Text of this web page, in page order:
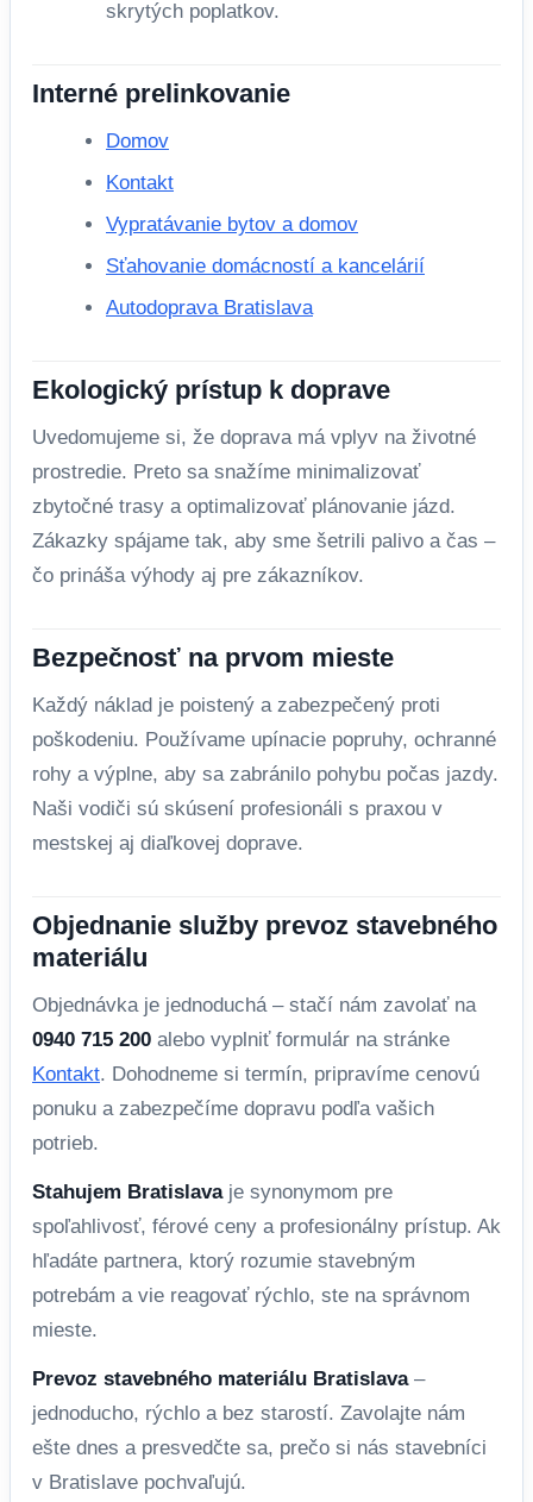
skrytých poplatkov.
Interné prelinkovanie
Domov
Kontakt
Vypratávanie bytov a domov
Sťahovanie domácností a kancelárií
Autodoprava Bratislava
Ekologický prístup k doprave
Uvedomujeme si, že doprava má vplyv na životné
prostredie. Preto sa snažíme minimalizovať
zbytočné trasy a optimalizovať plánovanie jázd.
Zákazky spájame tak, aby sme šetrili palivo a čas –
čo prináša výhody aj pre zákazníkov.
Bezpečnosť na prvom mieste
Každý náklad je poistený a zabezpečený proti
poškodeniu. Používame upínacie popruhy, ochranné
rohy a výplne, aby sa zabránilo pohybu počas jazdy.
Naši vodiči sú skúsení profesionáli s praxou v
mestskej aj diaľkovej doprave.
Objednanie služby prevoz stavebného
materiálu
Objednávka je jednoduchá – stačí nám zavolať na
0940 715 200 alebo vyplniť formulár na stránke
Kontakt. Dohodneme si termín, pripravíme cenovú
ponuku a zabezpečíme dopravu podľa vašich
potrieb.
Stahujem Bratislavaje synonymom pre
spoľahlivosť, férové ceny a profesionálny prístup. Ak
hľadáte partnera, ktorý rozumie stavebným
potrebám a vie reagovať rýchlo, ste na správnom
mieste.
Prevoz stavebného materiálu Bratislava–
jednoducho, rýchlo a bez starostí. Zavolajte nám
ešte dnes a presvedčte sa, prečo si nás stavebníci
v Bratislave pochvaľujú.